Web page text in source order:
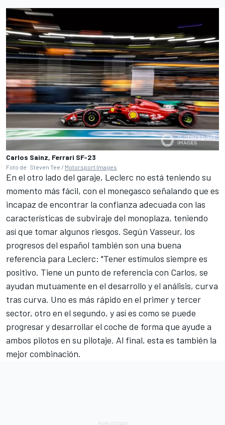
Carlos Sainz, Ferrari SF-23
Foto de: Steven Tee / Motorsport Images
En el otro lado del garaje, Leclerc no está teniendo su
momento más fácil, con el monegasco señalando que es
incapaz de encontrar la confianza adecuada con las
características de subviraje del monoplaza, teniendo
así que tomar algunos riesgos. Según Vasseur, los
progresos del español también son una buena
referencia para Leclerc: "Tener estímulos siempre es
positivo. Tiene un punto de referencia con Carlos, se
ayudan mutuamente en el desarrollo y el análisis, curva
tras curva. Uno es más rápido en el primer y tercer
sector, otro en el segundo, y así es como se puede
progresar y desarrollar el coche de forma que ayude a
ambos pilotos en su pilotaje. Al final, esta es también la
mejor combinación.